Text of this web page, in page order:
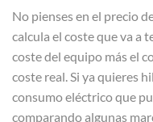
No pienses en el precio
calcula el coste que va a
coste del equipo más el
coste real. Si ya quieres
consumo eléctrico que
comparando algunas